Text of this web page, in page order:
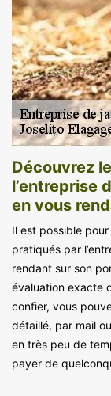
Découvrez
l’entreprise
en vous
Il est possible
pratiqués par
rendant sur son
évaluation exacte
confier, vous
détaillé, par mail
en très peu de
payer de